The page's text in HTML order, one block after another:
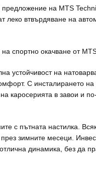
на MTS
леко втвърдяване на
спортно окачване от
устойчивост на
С инсталирането
каросерията в завои и
с пътната настилка.
зимните месеци.
динамика, без да